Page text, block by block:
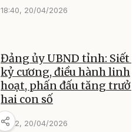
18:40, 20/04/2026
Đảng ủy UBND tỉnh: Siết
kỷ cương, điều hành linh
hoạt, phấn đấu tăng
hai con số
17:22, 20/04/2026